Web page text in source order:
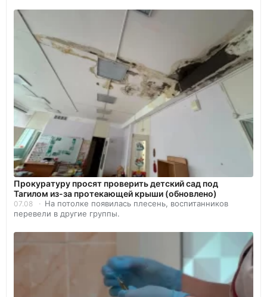
Прокуратуру просят проверить детский сад под
Тагилом из-за протекающей крыши (обновлено)
07.08
На потолке появилась плесень, воспитанников
перевели в другие группы.